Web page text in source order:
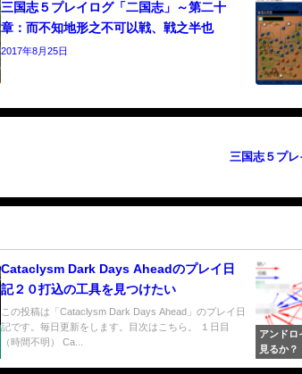
三国志５プレイログ「二国志」～第二十
章：而不知地形之不可以戦、戦之半也
2017年8月25日
三国志５プ
Cataclysm Dark Days Aheadのプレイ日
記２０打込の工具を見つけたい
この投稿は「Cataclysm Dark Days Ahead」のプレイ日
記です。毎日更新をします。目次はこちら。 １日目
（時間不明） Ca...
アンドロ
見るか？